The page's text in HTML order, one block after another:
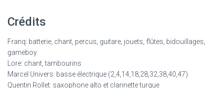
Crédits
Franq: batterie, chant, percus, guitare, jouets, flûtes, bidouillages,
gameboy
Lore: chant, tambourins
Marcel Univers: basse électrique (2,4,14,18,28,32,38,40,47)
Quentin Rollet: saxophone alto et clarinette turque